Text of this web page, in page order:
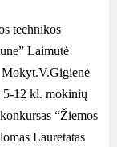
technikos
Laimutė
Mokyt.V.Gigienė
12 kl. mokinių
“Žiemos
Lauretatas